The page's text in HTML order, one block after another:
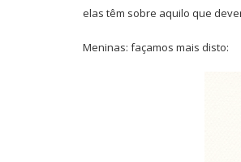
elas têm sobre aquilo que
Meninas: façamos mais disto: